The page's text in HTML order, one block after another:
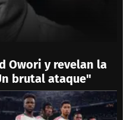
Owori y revelan la
brutal ataque"